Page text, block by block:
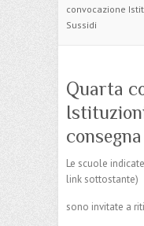
convocazione
Sussidi
Quarta
Le scuole
link sottostante)
sono invitate a